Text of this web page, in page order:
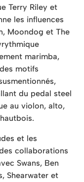
Terry Riley et
les influences
Moondog et The
marimba,
motifs
du pedal steel
au violon, alto,
et les
collaborations
Swans, Ben
Shearwater et